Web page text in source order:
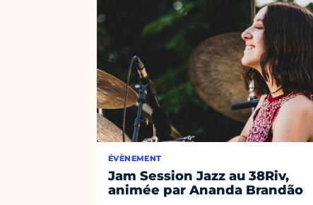
ÉVÈNEMENT
Jam Session Jazz au 38Riv,
animée par Ananda Brandão